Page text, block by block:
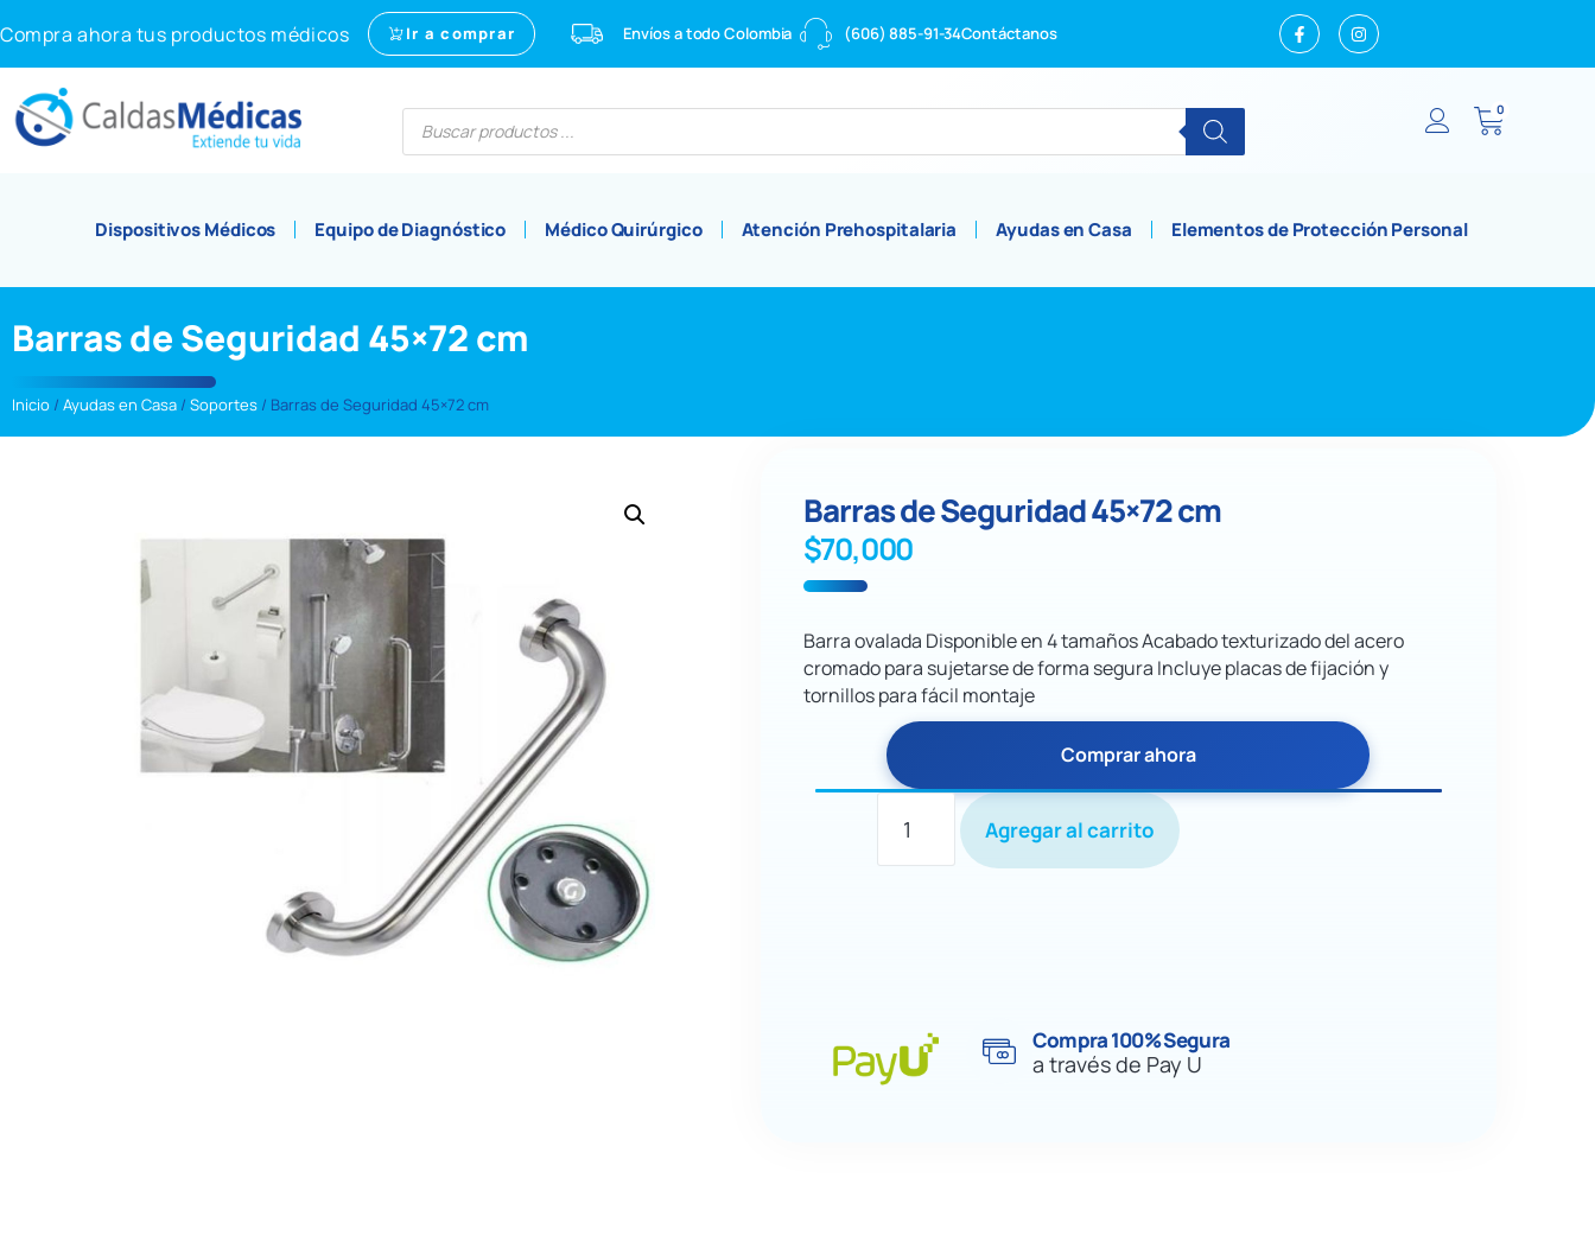
Compra ahora tus productos médicos Ir a comprar Envíos a todo Colombia (606) 885-91-34Contáctanos
0
Dispositivos Médicos Equipo de Diagnóstico Médico Quirúrgico Atención Prehospitalaria Ayudas en Casa Elementos de Protección Personal
Barras de Seguridad 45×72 cm
Inicio / Ayudas en Casa / Soportes / Barras de Seguridad 45×72 cm
Barras de Seguridad 45×72 cm
$70,000
Barra ovalada Disponible en 4 tamaños Acabado texturizado del acero
cromado para sujetarse de forma segura Incluye placas de fijación y
tornillos para fácil montaje
Comprar ahora
Agregar al carrito
Compra 100% Segura
a través de Pay U